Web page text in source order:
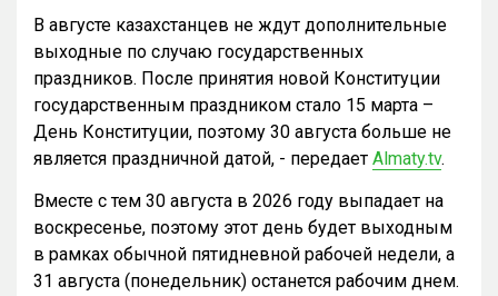
В августе казахстанцев не ждут дополнительные
выходные по случаю государственных
праздников. После принятия новой Конституции
государственным праздником стало 15 марта –
День Конституции, поэтому 30 августа больше не
является праздничной датой, - передает Almaty.tv.
Вместе с тем 30 августа в 2026 году выпадает на
воскресенье, поэтому этот день будет выходным
в рамках обычной пятидневной рабочей недели, а
31 августа (понедельник) останется рабочим днем.